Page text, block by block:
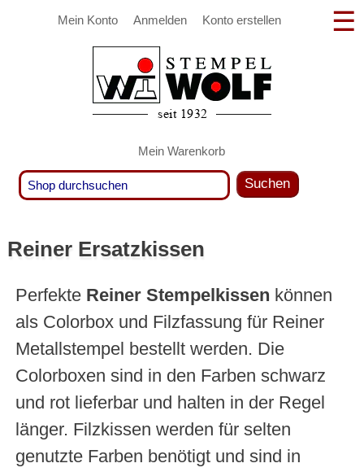
Mein Konto Anmelden Konto erstellen
Mein Warenkorb
Suchen
Reiner Ersatzkissen
Perfekte Reiner Stempelkissen können
als Colorbox und Filzfassung für Reiner
Metallstempel bestellt werden. Die
Colorboxen sind in den Farben schwarz
und rot lieferbar und halten in der Regel
länger. Filzkissen werden für selten
genutzte Farben benötigt und sind in